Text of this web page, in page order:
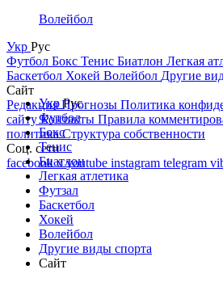
Волейбол
Укр Рус
Футбол Бокс Тенис Биатлон Легкая
Баскетбол Хокей Волейбол Другие
Сайт
РедакцияПрогнозы Политика
сайтуКонтакты Правила
политикаСтруктура собственности
Соц. сети
facebookxyoutube instagram telegram
УкрРус
Футбол
Бокс
Тенис
Биатлон
Легкая атлетика
Футзал
Баскетбол
Хокей
Волейбол
Другие виды спорта
Сайт